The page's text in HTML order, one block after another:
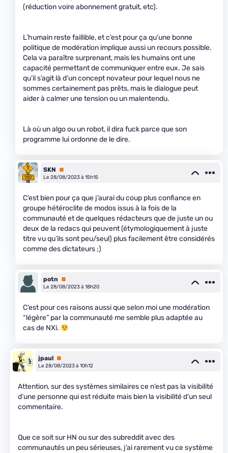
(réduction voire abonnement gratuit, etc).
L’humain reste faillible, et c’est pour ça qu’une bonne
politique de modération implique aussi un recours possible.
Cela va paraître surprenant, mais les humains ont une
capacité permettant de communiquer entre eux. Je sais
qu’il s’agit là d’un concept novateur pour lequel nous ne
sommes certainement pas prêts, mais le dialogue peut
aider à calmer une tension ou un malentendu.
Là où un algo ou un robot, il dira fuck parce que son
programme lui ordonne de le dire.
SKN
Premium
Le 28/08/2023 à 15h15
C’est bien pour ça que j’aurai du coup plus confiance en
groupe hétéroclite de modos issus à la fois de la
communauté et de quelques rédacteurs que de juste un ou
deux de la redacs qui peuvent (étymologiquement à juste
titre vu qu’ils sont peu/seul) plus facilement être considérés
comme des dictateurs ;)
potn
Premium
Le 28/08/2023 à 18h20
C’est pour ces raisons aussi que selon moi une modération
“légère” par la communauté me semble plus adaptée au
cas de NXi.
jpaul Premium
Le 28/08/2023 à 10h12
Attention, sur des systèmes similaires ce n’est pas la visibilité
d’une personne qui est réduite mais bien la visibilité d’un seul
commentaire.
Que ce soit sur HN ou sur des subreddit avec des
communautés un peu sérieuses, j’ai rarement vu ce système